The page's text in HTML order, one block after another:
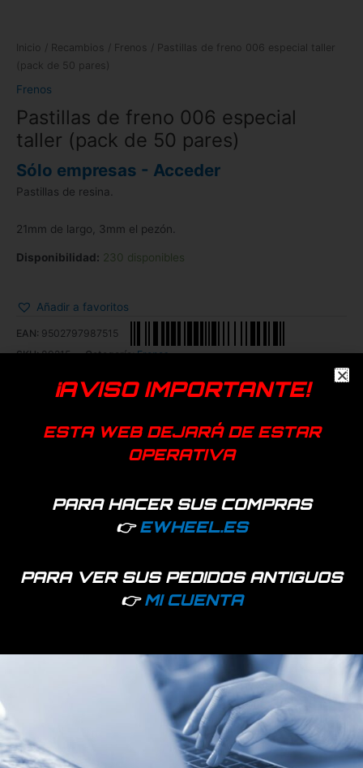
Inicio / Recambios / Frenos / Pastillas de freno 006 especial taller
(pack de 50 pares)
Frenos
Pastillas de freno 006 especial
taller (pack de 50 pares)
Sólo empresas - Acceder
Pastillas de resina.
21mm de largo, 3mm el pezón.
Disponibilidad: 230 disponibles
Añadir a favoritos
EAN: 9502797987515
SKU:89215 Categoría:Frenos
GenéricaSmartgyro
Productos relacionados
Hay existencias
Soporte pinza freno
Xtech fabricado en
metal reforzado
¡AVISO IMPORTANTE!
ESTA WEB DEJARÁ DE ESTAR
OPERATIVA
PARA HACER SUS COMPRAS
👉EWHEEL.ES
PARA VER SUS PEDIDOS ANTIGUOS
👉MI CUENTA